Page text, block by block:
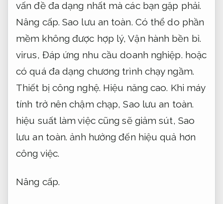
vấn đề đa dạng nhất mà các bạn gặp phải.
Nâng cấp. Sao lưu an toàn. Có thể do phần
mềm không được hợp lý,Vận hành bền bỉ.
virus, Đáp ứng nhu cầu doanh nghiệp. hoặc
có quá đa dạng chương trình chạy ngầm.
Thiết bị công nghệ. Hiệu năng cao. Khi máy
tính trở nên chậm chạp,Sao lưu an toàn.
hiệu suất làm việc cũng sẽ giảm sút, Sao
lưu an toàn. ảnh hưởng đến hiệu quả hơn
công việc.
Nâng cấp.